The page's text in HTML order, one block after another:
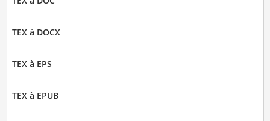
TEX à DOCX
TEX à EPS
TEX à EPUB